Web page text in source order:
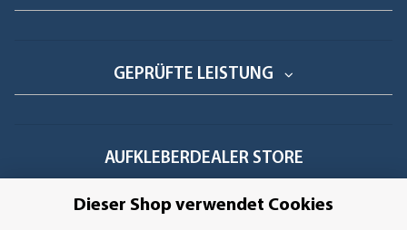
GEPRÜFTE LEISTUNG
AUFKLEBERDEALER STORE
Handwerkerring 1, D-39326 Wolmirstedt
Dieser Shop verwendet Cookies